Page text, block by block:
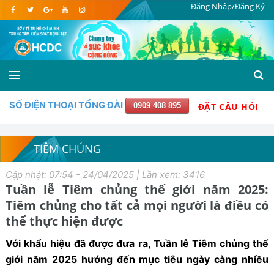
Đăng Nhập/Đăng Ký
SỐ ĐIỆN THOẠI TỔNG ĐÀI 0909 408 895 ĐẶT CÂU HỎI
TIÊM CHỦNG
Cập nhật: 07:54 - 24/04/2025 | Lần xem: 3416
Tuần lễ Tiêm chủng thế giới năm 2025:
Tiêm chủng cho tất cả mọi người là điều có
thể thực hiện được
Với khẩu hiệu đã được đưa ra, Tuần lễ Tiêm chủng thế
giới năm 2025 hướng đến mục tiêu ngày càng nhiều